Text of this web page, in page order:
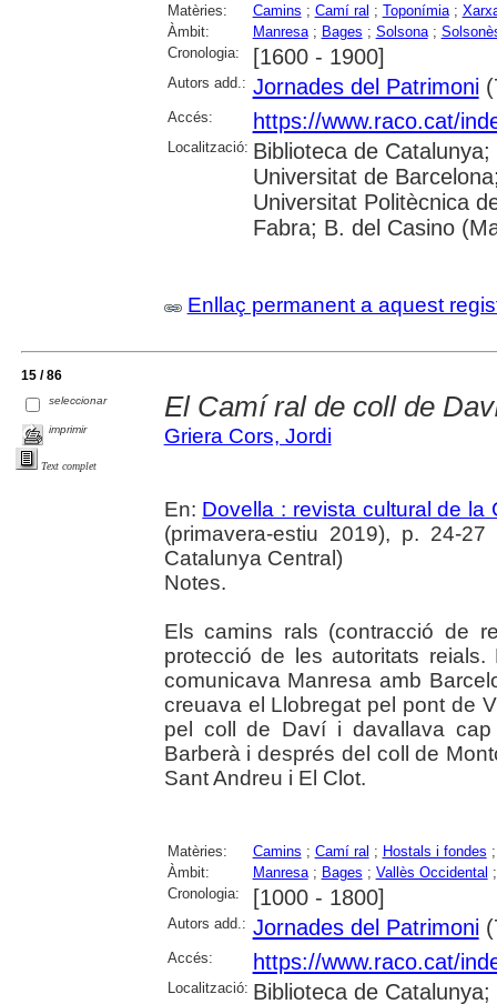
Matèries: Camins ; Camí ral ; Toponímia;
Àmbit:
Manresa; Bages ; Solsona;
Cronologia:
[1600 - 1900]
Autors add.: Jornades del Patrimoni
Accés: https://www.raco.cat/
Localització: Biblioteca de
Universitat de
Universitat Politècnica
Fabra; B. del Casino
Enllaç permanent a aquest
15 / 86
seleccionar
imprimir
Text complet
El Camí ral de coll de
Griera Cors, Jordi
En: Dovella : revista cultural de la
(primavera-estiu 2019), p. 24-
Catalunya Central)
Notes.
Els camins rals (contracció de
protecció de les autoritats
comunicava Manresa amb
creuava el Llobregat pel pont de
pel coll de Daví i davallava cap
Barberà i després del coll de
Sant Andreu i El Clot.
Matèries: Camins ; Camí ral ; Hostals i fondes
Àmbit:
Manresa; Bages ; Vallès Occidental
Cronologia:
[1000 - 1800]
Autors add.: Jornades del Patrimoni
Accés: https://www.raco.cat/
Localització: Biblioteca de